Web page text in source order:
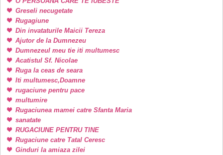
Greseli necugetate
Rugagiune
Din invataturile Maicii Tereza
Ajutor de la Dumnezeu
Dumnezeul meu tie iti multumesc
Acatistul Sf. Nicolae
Ruga la ceas de seara
Iti multumesc,Doamne
rugaciune pentru pace
multumire
Rugaciunea mamei catre Sfanta Maria
sanatate
RUGACIUNE PENTRU TINE
Rugaciune catre Tatal Ceresc
Ginduri la amiaza zilei